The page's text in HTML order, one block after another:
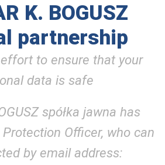
K. BOGUSZ
partnership
to ensure that your
data is safe
spółka jawna has
Officer, who can
by email address: